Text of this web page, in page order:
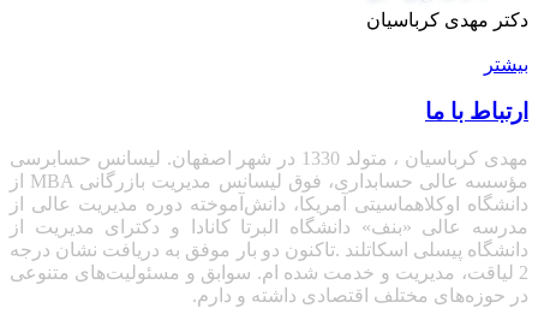
دکتر مهدی کرباسیان
بیشتر
ارتباط با ما
مهدی کرباسیان ، متولد 1330 در شهر اصفهان. لیسانس حسابرسی
مؤسسه عالی حسابداری، فوق لیسانس مدیریت بازرگانی MBA
از
دانشگاه اوکلاهماسیتی آمریکا، دانش‌آموخته دوره مدیریت عالی از
مدرسه عالی «بنف» دانشگاه البرتا کانادا و دکترای مدیریت از
دانشگاه پیسلی اسکاتلند .تاکنون دو بار موفق به دریافت نشان درجه
2 لیاقت، مدیریت و خدمت شده ام. سوابق و مسئولیت‌های متنوعی
در حوزه‌های مختلف اقتصادی داشته و دارم.